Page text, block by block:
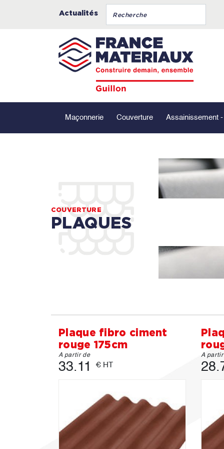
Actualités
Maçonnerie Couverture Assainissement
COUVERTURE
PLAQUES
Plaque fibro ciment
rouge 175cm
A partir de
33.11 € HT
A